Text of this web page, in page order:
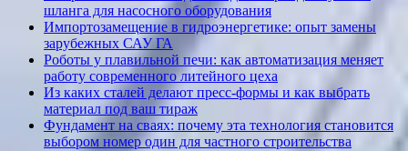
шланга для насосного оборудования
Импортозамещение в гидроэнергетике: опыт замены
зарубежных САУ ГА
Роботы у плавильной печи: как автоматизация меняет
работу современного литейного цеха
Из каких сталей делают пресс-формы и как выбрать
материал под ваш тираж
Фундамент на сваях: почему эта технология становится
выбором номер один для частного строительства